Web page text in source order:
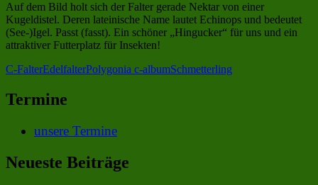
Auf dem Bild holt sich der Falter gerade Nektar von einer
Kugeldistel. Deren lateinische Name lautet Echinops und bedeutet
(See-)Igel. Passt (fasst). Ein schöner „Hingucker“ für uns und ein
attraktiver Futterplatz für Insekten!
C-FalterEdelfalterPolygonia c-albumSchmetterling
Termine
unsere Termine
Neueste Beiträge